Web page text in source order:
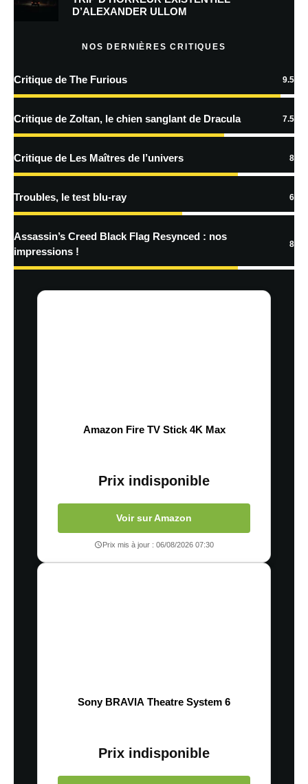
En savoir
traitées
D’ALEXANDER ULLOM
NOS DERNIÈRES CRITIQUES
Critique de The Furious 9.5
Critique de Zoltan, le chien sanglant de Dracula 7.5
Critique de Les Maîtres de l’univers 8
Troubles, le test blu-ray 6
Assassin’s Creed Black Flag Resynced : nos
impressions !
8
Amazon Fire TV Stick 4K Max
Prix indisponible
Voir sur Amazon
Prix mis à jour : 06/08/2026 07:30
Sony BRAVIA Theatre System 6
Prix indisponible